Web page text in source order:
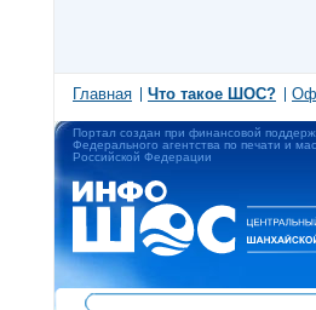
Главная Что такое ШОС?
Портал создан при финансовой
Федерального агентства по печати и
Российской Федерации